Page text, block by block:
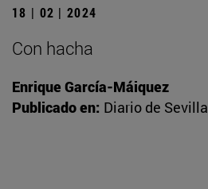
18 | 02 | 2024
Con hacha
Enrique García-Máiquez
Publicado en: Diario de Sevilla